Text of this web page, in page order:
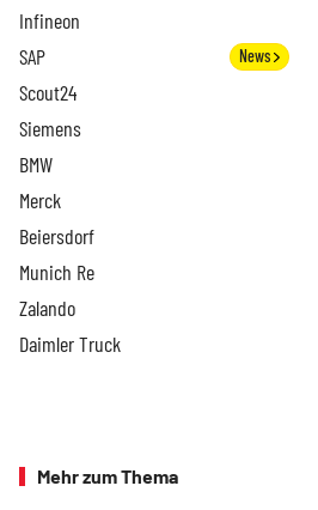
Infineon
SAP News
Scout24
Siemens
BMW
Merck
Beiersdorf
Munich Re
Zalando
Daimler Truck
Mehr zum Thema